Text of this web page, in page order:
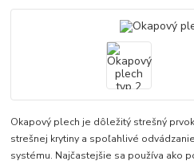
Okapový plech je dôležitý strešný
strešnej krytiny a spoľahlivé
systému. Najčastejšie sa používa ako